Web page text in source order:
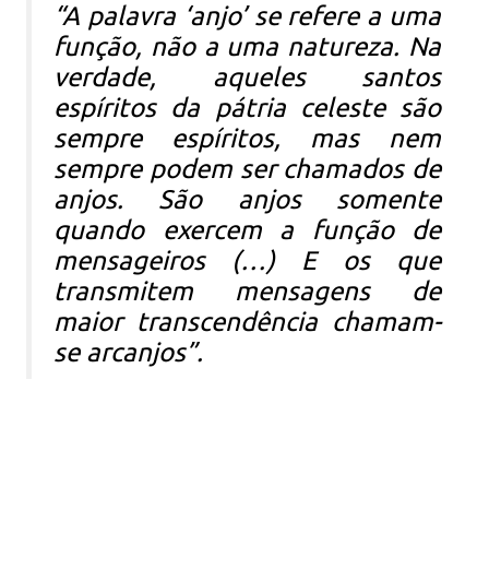
“A palavra ‘anjo’ se refere a uma
função, não a uma natureza. Na
verdade, aqueles santos
espíritos da pátria celeste são
sempre espíritos, mas nem
sempre podem ser chamados de
anjos. São anjos somente
quando exercem a função de
mensageiros (…) E os que
transmitem mensagens de
maior transcendência chamam-
se arcanjos”.